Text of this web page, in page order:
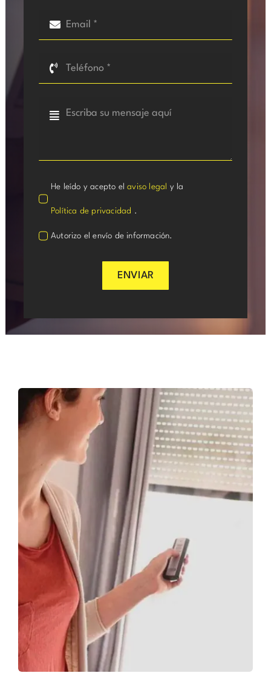
He leído y acepto elaviso legal y la
Política de privacidad .
Autorizo el envío de información.
ENVIAR